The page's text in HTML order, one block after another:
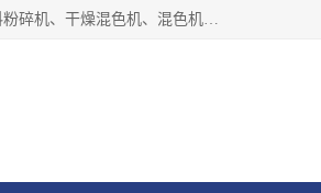
汕头经济特区震龙塑料机械有限公司专注于制造强力粉碎机、静音粉碎机、塑料粉碎机、强力塑料粉碎机、干燥混色机、混色机、冷水机、上料机等塑料辅助机械。